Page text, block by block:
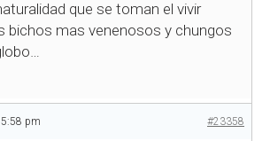
que se toman el vivir
bichos mas venenosos y chungos
pm #23358